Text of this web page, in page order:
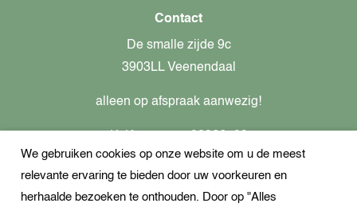
Contact
De smalle zijde 9c
3903LL Veenendaal
alleen op afspraak aanwezig!
Btw-nummer: nl862437301B01
+31621944547
We gebruiken cookies op onze website om u de meest
relevante ervaring te bieden door uw voorkeuren en
herhaalde bezoeken te onthouden. Door op "Alles